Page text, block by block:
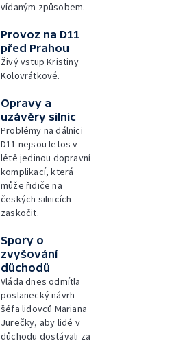
vídaným způsobem.
Provoz na D11
před Prahou
Živý vstup Kristiny
Kolovrátkové.
Opravy a
uzávěry silnic
Problémy na dálnici
D11 nejsou letos v
létě jedinou dopravní
komplikací, která
může řidiče na
českých silnicích
zaskočit.
Spory o
zvyšování
důchodů
Vláda dnes odmítla
poslanecký návrh
šéfa lidovců Mariana
Jurečky, aby lidé v
důchodu dostávali za